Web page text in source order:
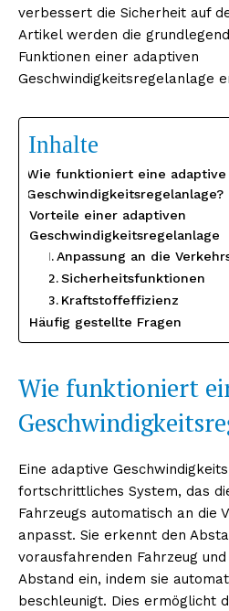
verbessert die Sicherheit auf
Artikel werden die
Funktionen einer adaptiven
Geschwindigkeitsregelanlage
Inhalte
Wie funktioniert eine adaptive
Geschwindigkeitsregelanlage?
Vorteile einer adaptiven
Geschwindigkeitsregelanlage
Anpassung an die
Sicherheitsfunktionen
Kraftstoffeffizienz
Häufig gestellte Fragen
Wie funktioniert
Eine adaptive
fortschrittliches System, das
Fahrzeugs automatisch an die
anpasst. Sie erkennt den
vorausfahrenden Fahrzeug
Abstand ein, indem sie
beschleunigt. Dies ermöglicht